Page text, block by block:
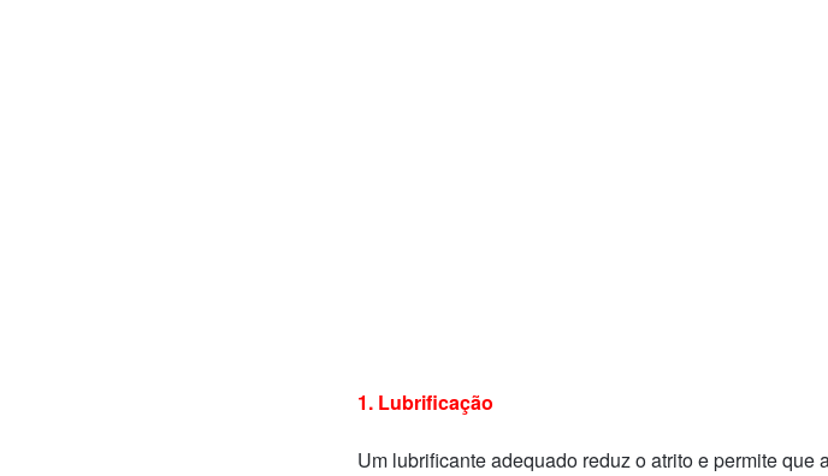
1. Lubrificação
Um lubrificante adequado reduz o atrito e permite